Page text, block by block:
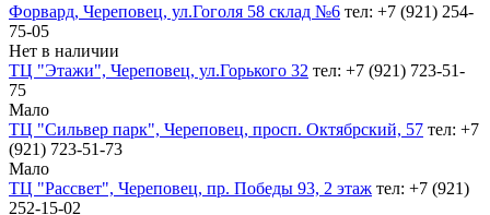
Форвард, Череповец, ул.Гоголя 58 склад №6 тел: +7 (921) 254-
75-05
Нет в наличии
ТЦ "Этажи", Череповец, ул.Горького 32 тел: +7 (921) 723-51-
75
Мало
ТЦ "Сильвер парк", Череповец, просп. Октябрский, 57 тел: +7
(921) 723-51-73
Мало
ТЦ "Рассвет", Череповец, пр. Победы 93, 2 этаж тел: +7 (921)
252-15-02